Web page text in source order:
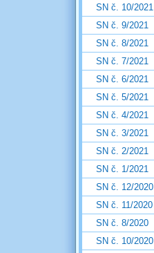
SN č. 10/2021
SN č. 9/2021
SN č. 8/2021
SN č. 7/2021
SN č. 6/2021
SN č. 5/2021
SN č. 4/2021
SN č. 3/2021
SN č. 2/2021
SN č. 1/2021
SN č. 12/2020
SN č. 11/2020
SN č. 8/2020
SN č. 10/2020